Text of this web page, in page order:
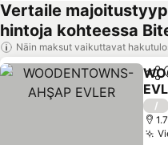
Vertaile
hintoja kohteessa
Näin maksut vaikuttavat
Jaa
/